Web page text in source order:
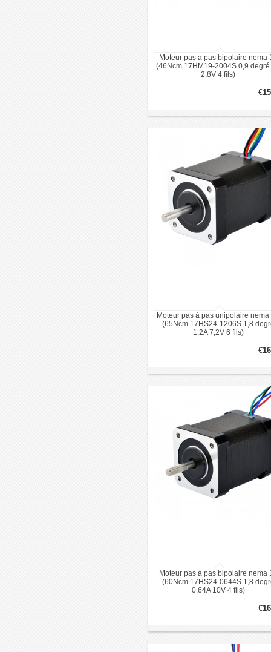
Moteur pas à pas bipolaire nema
(46Ncm 17HM19-2004S 0,9 degré
2,8V 4 fils)
Moteur pas à pas unipolaire nema
(65Ncm 17HS24-1206S 1,8
1,2A 7,2V 6 fils)
Moteur pas à pas bipolaire nema
(60Ncm 17HS24-0644S 1,8
0,64A 10V 4 fils)